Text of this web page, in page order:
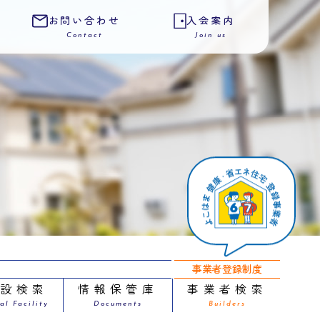
お問い合わせ
Contact
入会案内
Join us
検索
Facility
情報保管庫
Documents
事業者登録制度
事業者検索
Builders